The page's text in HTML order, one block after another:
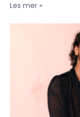
Les mer »